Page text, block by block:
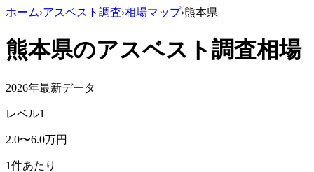
ホーム›アスベスト調査›相場マップ›熊本県
熊本県のアスベスト調査相場
2026年最新データ
レベル1
2.0〜6.0万円
1件あたり